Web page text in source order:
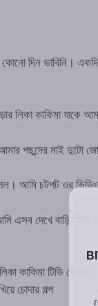
দিন ভাবিনি।
লিকা কাকিমা যাকে
পছন্দের মাই দুটো
আমি চটপট ওর
এসব দেখে বাড়ি
কাকিমা টিভি
চোদার গল্প